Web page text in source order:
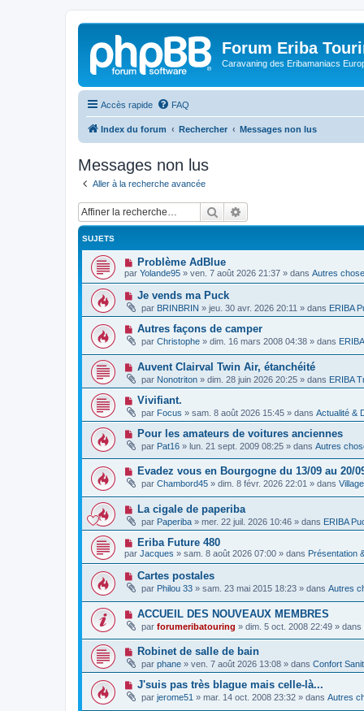
Forum Eriba
Caravaning des Eribamaniacs
Accès rapide FAQ
Index du forum Rechercher Messages non lus
Messages non lus
Aller à la recherche avancée
Rechercher
SUJETS
N
o
u
e
a
u
m
e
s
s
a
g
e
Problème AdBlue
par Yolande95 » ven. 7 août 2026 21:37 » dans Autres
N
u
e
a
m
e
s
s
a
g
e
Je vends ma Puck
par BRINBRIN » jeu. 30 avr. 2026 20:11 » dans ERIBA
N
u
v
e
a
u
m
s
s
g
e
Autres façons de camper
par Christophe » dim. 16 mars 2008 04:38 » dans
N
u
v
a
u
m
e
s
s
g
Auvent Clairval Twin Air, étanchéité
par Nonotriton » dim. 28 juin 2026 20:25 » dans ERIBA
N
u
v
e
a
u
m
e
s
s
a
g
e
Vivifiant.
par Focus » sam. 8 août 2026 15:45 » dans Actualité &
N
u
v
a
u
m
s
s
a
g
e
Pour les amateurs de voitures anciennes
par Pat16 » lun. 21 sept. 2009 08:25 » dans Autres
N
u
v
a
u
m
e
s
s
a
g
Evadez vous en Bourgogne du 13/09 au 20/
par Chambord45 » dim. 8 févr. 2026 22:01 » dans
N
u
v
e
a
u
m
e
s
s
a
g
e
La cigale de paperiba
par Paperiba » mer. 22 juil. 2026 10:46 » dans ERIBA
N
o
u
e
a
m
e
s
s
a
g
e
Eriba Future 480
par Jacques » sam. 8 août 2026 07:00 » dans Présentation
N
u
v
e
a
u
m
s
s
g
e
Cartes postales
par Philou 33 » sam. 23 mai 2015 18:23 » dans Autres
N
u
v
a
u
m
e
s
s
ACCUEIL DES NOUVEAUX MEMBRES
par forumeribatouring » dim. 5 oct. 2008 22:49 » dans
N
u
e
a
Robinet de salle de bain
par phane » ven. 7 août 2026 13:08 » dans Confort
N
u
J'suis pas très blague mais celle-là...
par jerome51 » mar. 14 oct. 2008 23:32 » dans Autres